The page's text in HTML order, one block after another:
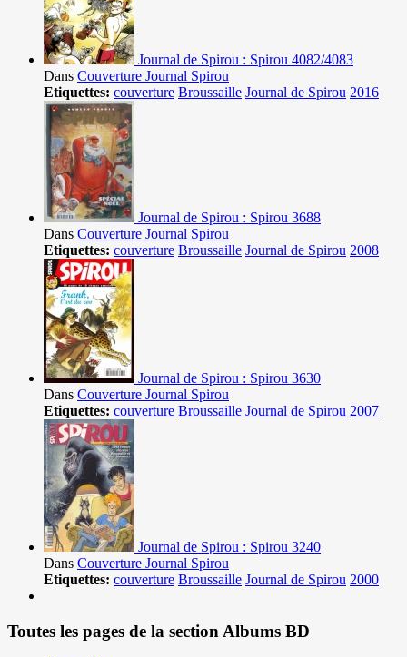
Journal de Spirou : Spirou 4082/4083
Dans Couverture Journal Spirou
Etiquettes: couverture Broussaille Journal de Spirou 2016
Journal de Spirou : Spirou 3688
Dans Couverture Journal Spirou
Etiquettes: couverture Broussaille Journal de Spirou 2008
Journal de Spirou : Spirou 3630
Dans Couverture Journal Spirou
Etiquettes: couverture Broussaille Journal de Spirou 2007
Journal de Spirou : Spirou 3240
Dans Couverture Journal Spirou
Etiquettes: couverture Broussaille Journal de Spirou 2000
Toutes les pages de la section Albums BD